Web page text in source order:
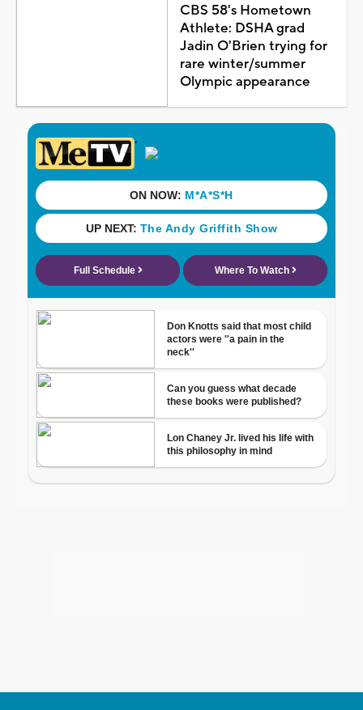
CBS 58's Hometown
Athlete: DSHA grad
Jadin O'Brien trying for
rare winter/summer
Olympic appearance